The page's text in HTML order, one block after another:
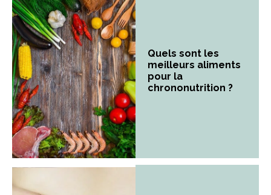
Quels sont les
meilleurs aliments
pour la
chrononutrition ?